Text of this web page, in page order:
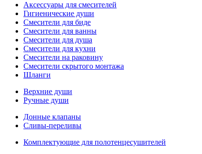
Аксессуары для смесителей
Гигиенические души
Смесители для биде
Смесители для ванны
Смесители для душа
Смесители для кухни
Смесители на раковину
Смесители скрытого монтажа
Шланги
Верхние души
Ручные души
Донные клапаны
Сливы-переливы
Комплектующие для полотенцесушителей